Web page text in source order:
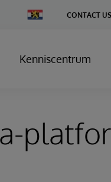
Change
Country
CONTACT US
Kenniscentrum